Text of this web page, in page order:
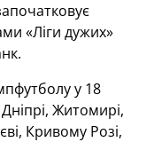
«Ліги дужих»
у 18
Житомирі,
Кривому Розі,